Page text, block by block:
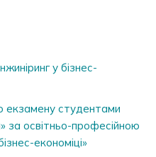
у бізнес-
екзамену студентами
за освітньо-професійною
економіці»